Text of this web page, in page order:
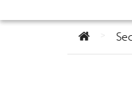
Você está